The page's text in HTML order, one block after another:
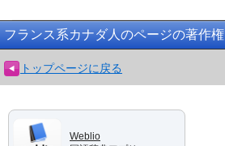
フランス系カナダ人のページの著作権
トップページに戻る
Weblio